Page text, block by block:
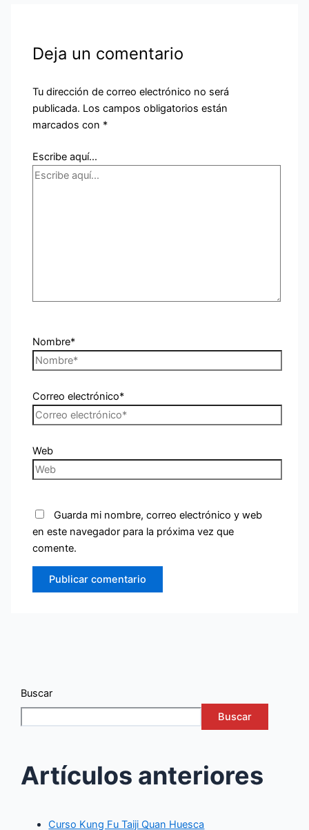
Deja un comentario
Tu dirección de correo electrónico no será
publicada. Los campos obligatorios están
marcados con *
Escribe aquí...
Nombre*
Correo electrónico*
Web
Guarda mi nombre, correo electrónico y web
en este navegador para la próxima vez que
comente.
Buscar
Buscar
Artículos anteriores
Curso Kung Fu Taiji Quan Huesca